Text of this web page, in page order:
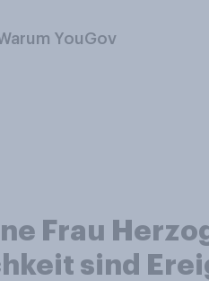
YouGov
Frau
sind